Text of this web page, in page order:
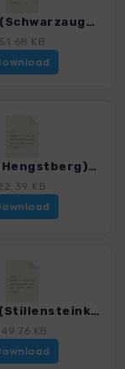
Tour 49 (Schwarzaugraben)_4050_2.gpx
51.68 KB
Tour 51 (Hengstberg)_4050_2.gpx
KB
Tour 53 (Stillensteinklamm)_4050_2.gpx
KB